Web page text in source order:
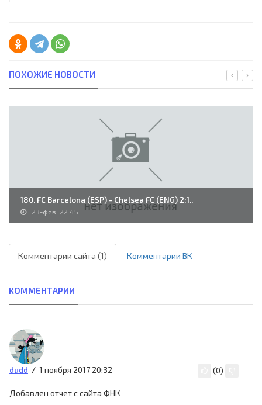
ПОХОЖИЕ НОВОСТИ
180. FC Barcelona (ESP) - Chelsea FC (ENG) 2:1..
23-фев, 22:45
Комментарии сайта (1) Комментарии ВК
КОММЕНТАРИИ
dudd 1 ноября 2017 20:32 (0)
Добавлен отчет с сайта ФНК